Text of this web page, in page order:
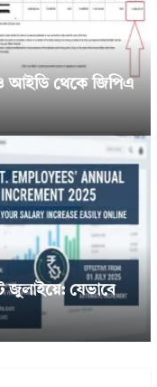
আইডি থেকে জিপিএ
জুলাইয়ে: যেভাবে